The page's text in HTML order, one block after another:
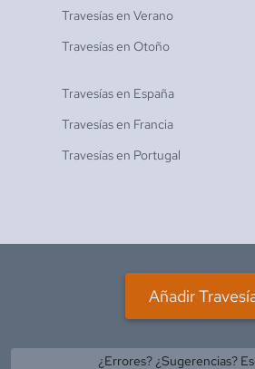
Travesías en Verano
Travesías en Otoño
Travesías en España
Travesías en Francia
Travesías en Portugal
Añadir
¿Errores? ¿Sugerencias?